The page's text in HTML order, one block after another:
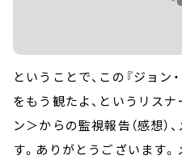
ということで、この『ジョン
をもう観たよ、というリス
ン＞からの監視報告（感想）
す。ありがとうございます。